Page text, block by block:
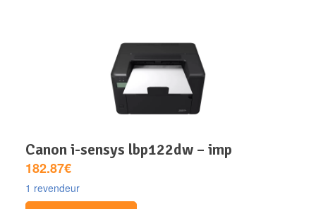
canon i-sensys lbp122dw – imp
182.87€
1 revendeur